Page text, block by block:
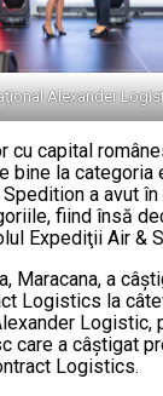
Alexander
cu capital
bine la categoria
a avut
fiind însă
Expediţii Air &
Maracana, a
Logistics la
Logistic,
care a câştigat
Logistics.